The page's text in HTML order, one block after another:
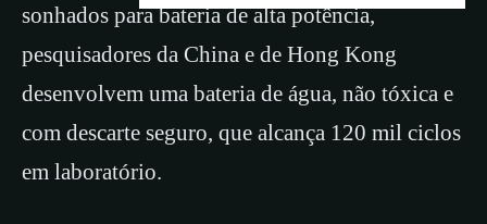
sonhados para bateria de alta potência,
pesquisadores da China e de Hong Kong
desenvolvem uma bateria de água, não tóxica e
com descarte seguro, que alcança 120 mil ciclos
em laboratório.